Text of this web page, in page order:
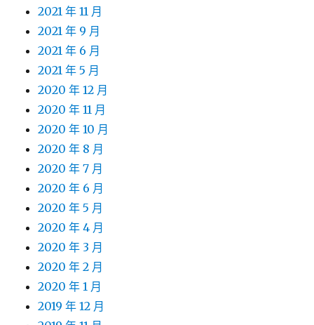
2021 年 11 月
2021 年 9 月
2021 年 6 月
2021 年 5 月
2020 年 12 月
2020 年 11 月
2020 年 10 月
2020 年 8 月
2020 年 7 月
2020 年 6 月
2020 年 5 月
2020 年 4 月
2020 年 3 月
2020 年 2 月
2020 年 1 月
2019 年 12 月